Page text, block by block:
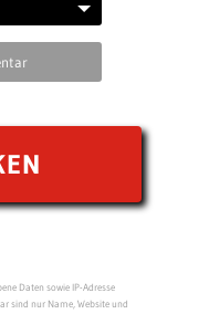
Daten sowie IP-Adresse
sind nur Name, Website und